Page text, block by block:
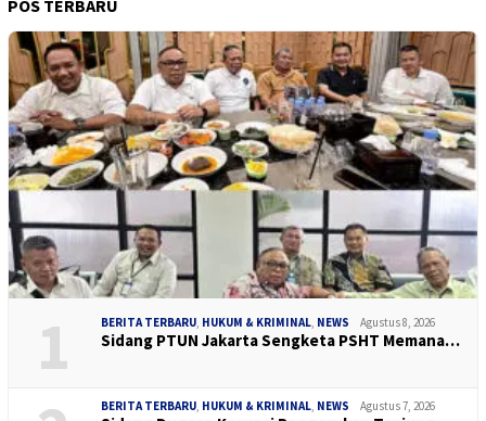
POS TERBARU
1 BERITA TERBARU, HUKUM & KRIMINAL, NEWS Agustus 8, 2026
Sidang PTUN Jakarta Sengketa PSHT Memana…
BERITA TERBARU, HUKUM & KRIMINAL, NEWS Agustus 7, 2026